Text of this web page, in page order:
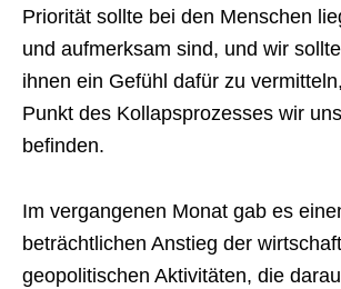
Priorität sollte bei den Menschen
und aufmerksam sind, und wir
ihnen ein Gefühl dafür zu
Punkt des Kollapsprozesses wir
befinden.
Im vergangenen Monat gab es
beträchtlichen Anstieg der
geopolitischen Aktivitäten, die